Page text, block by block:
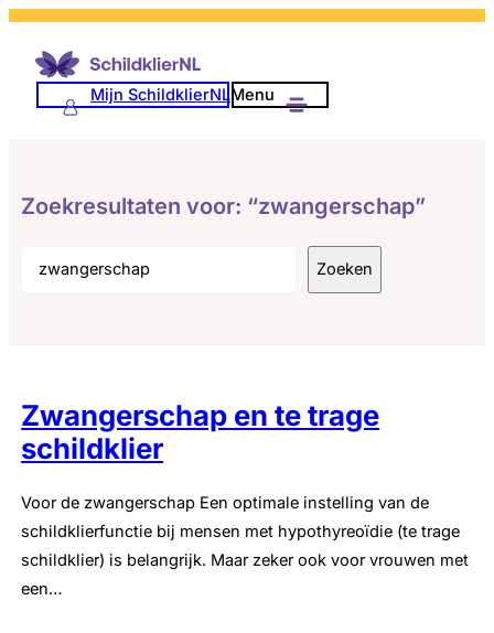
naar
Mijn SchildklierNLMenu
Zoekresultaten voor: “zwangerschap”
Zoeken
Zwangerschap en te trage
schildklier
Voor de zwangerschap Een optimale instelling van de
schildklierfunctie bij mensen met hypothyreoïdie (te trage
schildklier) is belangrijk. Maar zeker ook voor vrouwen met
een…